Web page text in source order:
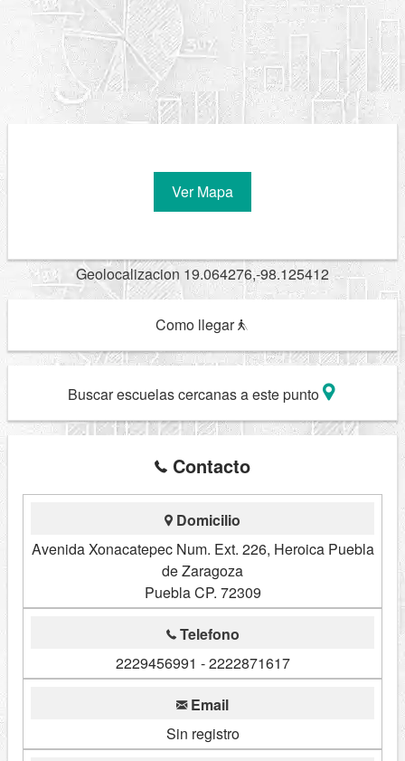
Ver Mapa
Geolocalizacion 19.064276,-98.125412
Como llegar
Buscar escuelas cercanas a este punto
Contacto
Domicilio
Avenida Xonacatepec Num. Ext. 226, Heroica Puebla
de Zaragoza
Puebla CP. 72309
Telefono
2229456991 - 2222871617
Email
Sin registro